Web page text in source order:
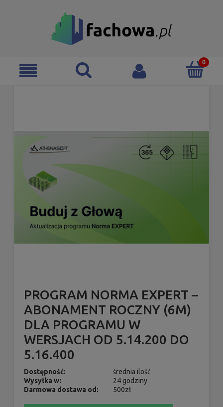
PROGRAM NORMA EXPERT –
ABONAMENT ROCZNY (6M)
DLA PROGRAMU W
WERSJACH OD 5.14.200 DO
5.16.400
Dostępność:
średnia ilość
Wysyłka w:
24 godziny
Darmowa dostawa od:
500zł